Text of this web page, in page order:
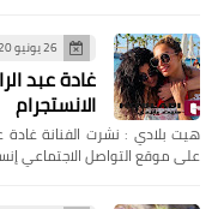
26 يونيو 2020
غادة عبد
الانستجرام
هيت بلادي : نشرت الفنانة
على موقع التواصل الاجتماعي